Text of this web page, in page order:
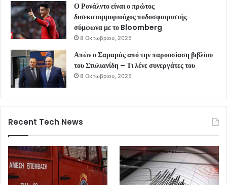
Ο Ρονάλντο είναι ο πρώτος
δισεκατομμυριούχος ποδοσφαιριστής
σύμφωνα με το Bloomberg
8 Οκτωβρίου, 2025
Απών ο Σαμαράς από την παρουσίαση βιβλίου
του Στυλιανίδη – Τι λένε συνεργάτες του
8 Οκτωβρίου, 2025
Recent Tech News